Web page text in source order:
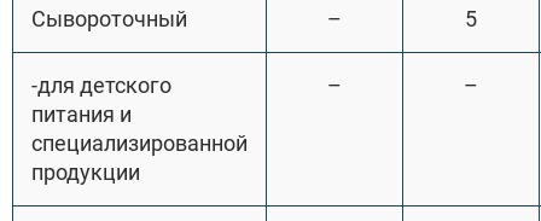
Сывороточный – 5
-для детского
питания и
специализированной
продукции
– –